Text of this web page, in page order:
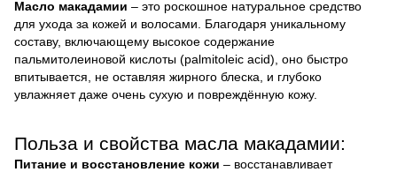
Масло макадамии – это роскошное натуральное средство
для ухода за кожей и волосами. Благодаря уникальному
составу, включающему высокое содержание
пальмитолеиновой кислоты (palmitoleic acid), оно быстро
впитывается, не оставляя жирного блеска, и глубоко
увлажняет даже очень сухую и повреждённую кожу.
Польза и свойства масла макадамии:
Питание и восстановление кожи – восстанавливает